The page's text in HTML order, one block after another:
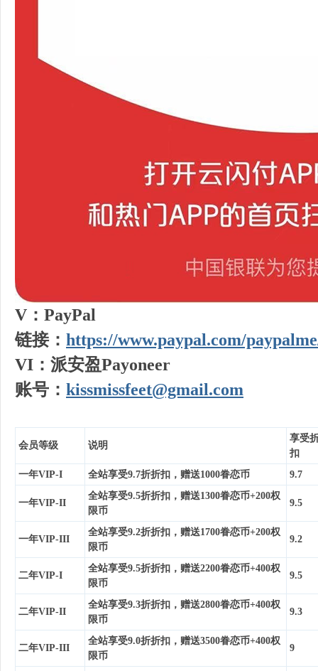
V：PayPal
链接： https://www.paypal.com/
VI：派安盈Payoneer
账号： kissmissfeet@gmail.com
会员等级 说明
享受
扣
一年VIP-I
全站享受9.7折折扣，赠送1000眷恋币 9.7
一年VIP-II
全站享受9.5折折扣，赠送1300眷恋币+200权
限币
9.5
一年VIP-III
全站享受9.2折折扣，赠送1700眷恋币+200权
限币
9.2
二年VIP-I
全站享受9.5折折扣，赠送2200眷恋币+400权
限币
9.5
二年VIP-II
全站享受9.3折折扣，赠送2800眷恋币+400权
限币
9.3
二年VIP-III
全站享受9.0折折扣，赠送3500眷恋币+400权
限币
9